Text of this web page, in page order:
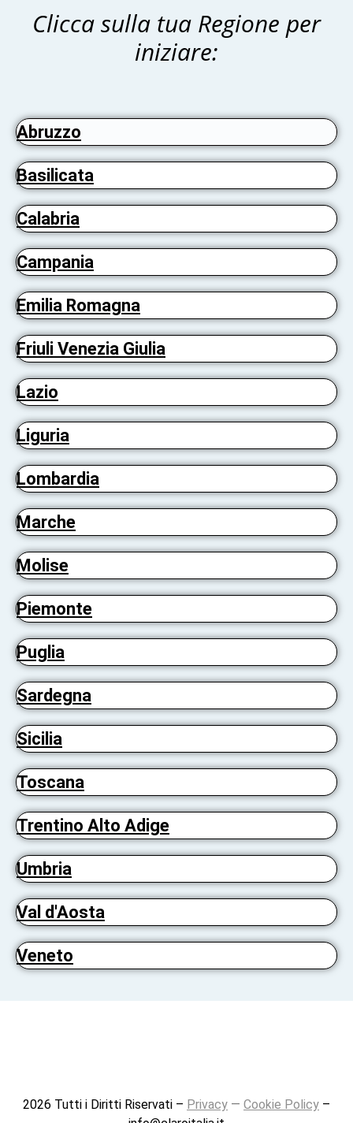
Clicca sulla tua Regione per
iniziare:
Abruzzo
Basilicata
Calabria
Campania
Emilia Romagna
Friuli Venezia Giulia
Lazio
Liguria
Lombardia
Marche
Molise
Piemonte
Puglia
Sardegna
Sicilia
Toscana
Trentino Alto Adige
Umbria
Val d'Aosta
Veneto
2026 Tutti i Diritti Riservati – Privacy — Cookie Policy –